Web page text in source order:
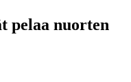
pelaa nuorten